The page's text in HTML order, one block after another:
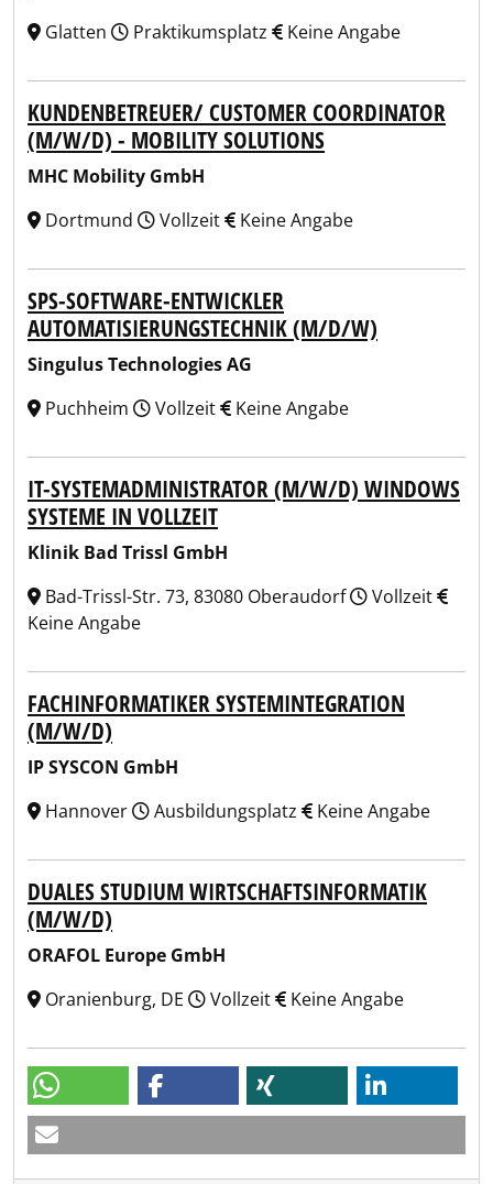
Glatten
Praktikumsplatz Keine Angabe
KUNDENBETREUER/ CUSTOMER COORDINATOR
(M/W/D) - MOBILITY SOLUTIONS
MHC Mobility GmbH
Dortmund
Vollzeit Keine Angabe
SPS-SOFTWARE-ENTWICKLER
AUTOMATISIERUNGSTECHNIK (M/D/W)
Singulus Technologies AG
Puchheim
Vollzeit Keine Angabe
IT-SYSTEMADMINISTRATOR (M/W/D) WINDOWS
SYSTEME IN VOLLZEIT
Klinik Bad Trissl GmbH
Bad-Trissl-Str. 73, 83080 Oberaudorf
Vollzeit
Keine Angabe
FACHINFORMATIKER SYSTEMINTEGRATION
(M/W/D)
IP SYSCON GmbH
Hannover
Ausbildungsplatz Keine Angabe
DUALES STUDIUM WIRTSCHAFTSINFORMATIK
(M/W/D)
ORAFOL Europe GmbH
Oranienburg, DE
Vollzeit Keine Angabe